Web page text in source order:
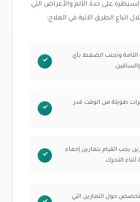
على حدة الألم والأعراض التي
اتباع الطرق الآتية في العلاج:
التامة وتجنب الضغط بأي
طويلة من الوقت قدر
يجب القيام بتمارين إحماء
التحرك.
حول التمارين التي